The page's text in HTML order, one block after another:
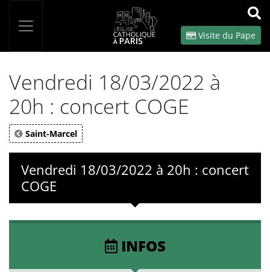
OK
Visite du Pape
Vendredi 18/03/2022 à
20h : concert COGE
Saint-Marcel
Vendredi 18/03/2022 à 20h : concert
COGE
INFOS
Panneau de gestion des cookies